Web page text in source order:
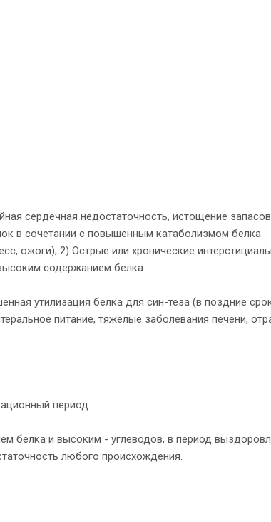
сердечная недостаточность, истощение
в сочетании с повышенным катаболизмом белка
ожоги); 2) Острые или хронические
содержанием белка.
утилизация белка для син-теза (в поздние
питание, тяжелые заболевания печени,
период.
белка и высоким - углеводов, в период
любого происхождения.